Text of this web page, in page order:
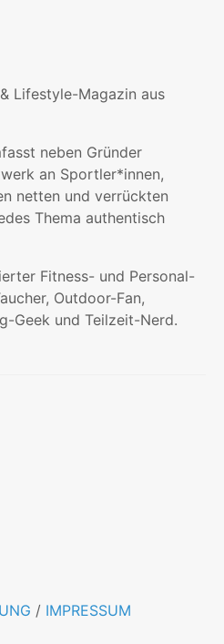
Lifestyle-Magazin aus
neben Gründer
an Sportler*innen,
netten und verrückten
Thema authentisch
Fitness- und Personal-
Outdoor-Fan,
Geek und Teilzeit-Nerd.
/ IMPRESSUM